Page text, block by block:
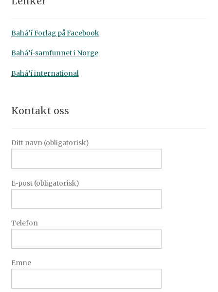
Bahá’í Forlag på Facebook
Bahá’í-samfunnet i Norge
Bahá’í international
Kontakt oss
Ditt navn (obligatorisk)
E-post (obligatorisk)
Telefon
Emne